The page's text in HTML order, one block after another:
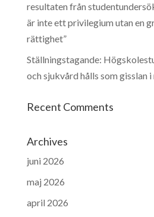
resultaten från
är inte ett privilegium utan en
rättighet”
Ställningstagande:
och sjukvård hålls som gisslan
Recent Comments
Archives
juni 2026
maj 2026
april 2026